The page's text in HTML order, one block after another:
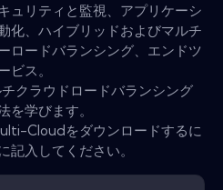
ュリティと監視、アプリケーシ
化、ハイブリッドおよびマルチ
ロードバランシング、エンドツ
ビス。
クラウドロードバランシング
を学びます。
Cloudをダウンロードするに
記入してください。